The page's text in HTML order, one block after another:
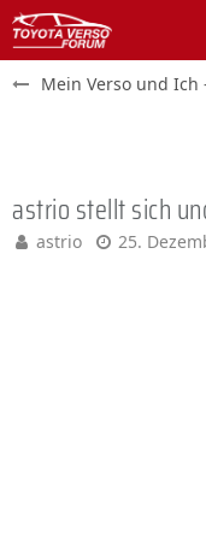
Mein Verso und
astrio stellt sich
astrio 25.